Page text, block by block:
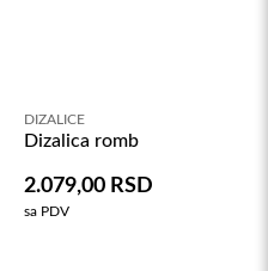
DIZALICE
Dizalica romb
2.079,00 RSD
sa PDV